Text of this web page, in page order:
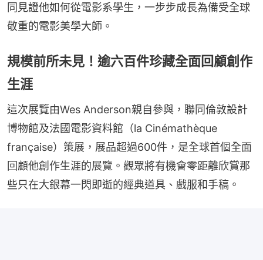
同見證他如何從電影系學生，一步步成長為備受全球
敬重的電影美學大師。
規模前所未見！逾六百件珍藏全面回顧創作
生涯
這次展覽由Wes Anderson親自參與，聯同倫敦設計
博物館及法國電影資料館（la Cinémathèque
française）策展，展品超過600件，是全球首個全面
回顧他創作生涯的展覽。觀眾將有機會零距離欣賞那
些只在大銀幕一閃即逝的經典道具、戲服和手稿。